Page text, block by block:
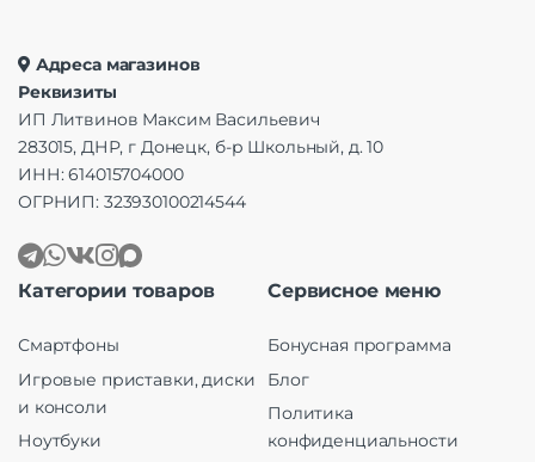
Адреса магазинов
Реквизиты
ИП Литвинов Максим Васильевич
283015, ДНР, г Донецк, б-р Школьный, д. 10
ИНН: 614015704000
ОГРНИП: 323930100214544
Категории товаров
Смартфоны
Игровые приставки, диски
и консоли
Ноутбуки
Сервисное меню
Бонусная программа
Блог
Политика
конфиденциальности